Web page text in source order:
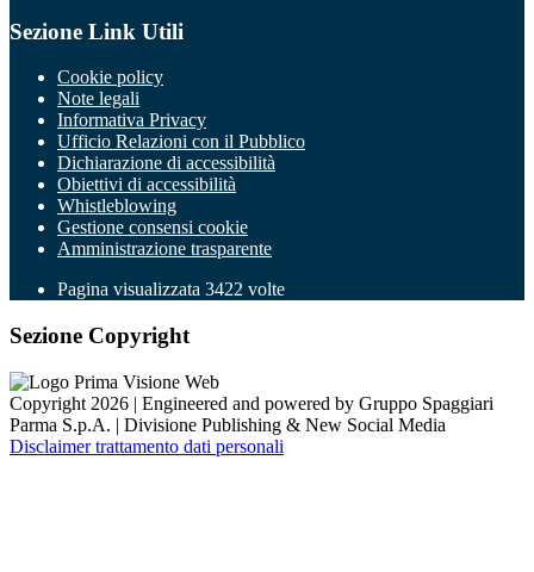
Sezione Link Utili
Cookie policy
Note legali
Informativa Privacy
Ufficio Relazioni con il Pubblico
Dichiarazione di accessibilità
Obiettivi di accessibilità
Whistleblowing
Gestione consensi cookie
Amministrazione trasparente
Pagina visualizzata 3422 volte
Sezione Copyright
Copyright 2026 | Engineered and powered by Gruppo Spaggiari
Parma S.p.A. | Divisione Publishing & New Social Media
Disclaimer trattamento dati personali